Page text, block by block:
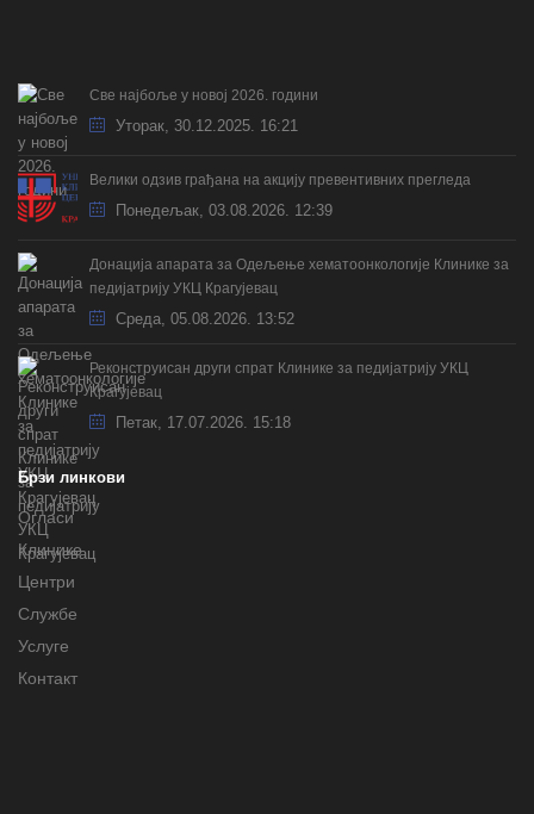
Све најбоље у новој 2026. години
Уторак, 30.12.2025. 16:21
Велики одзив грађана на акцију превентивних прегледа
Понедељак, 03.08.2026. 12:39
Донација апарата за Одељење хематоонкологије Клинике за
педијатрију УКЦ Крагујевац
Cреда, 05.08.2026. 13:52
Реконструисан други спрат Клинике за педијатрију УКЦ
Крагујевац
Петак, 17.07.2026. 15:18
Брзи линкови
Огласи
Клинике
Центри
Службе
Услуге
Контакт